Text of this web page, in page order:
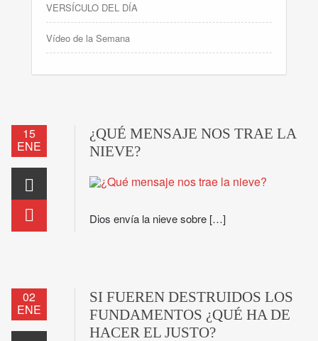
VERSÍCULO DEL DÍA
Vídeo de la Semana
15
ENE
¿QUÉ MENSAJE NOS TRAE LA
NIEVE?
Dios envía la nieve sobre […]
02
ENE
SI FUEREN DESTRUIDOS LOS
FUNDAMENTOS ¿QUÉ HA DE
HACER EL JUSTO?